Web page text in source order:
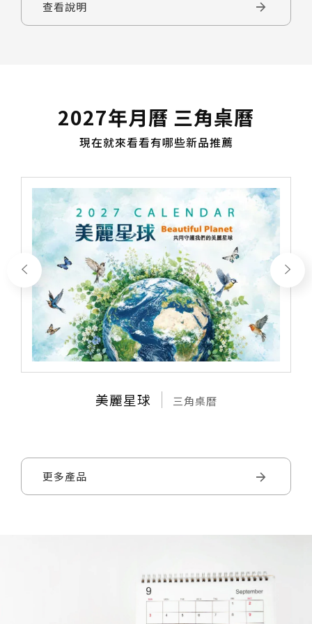
查看說明
2027年月曆 三角桌曆
現在就來看看有哪些新品推薦
美麗星球 三角桌曆
更多產品